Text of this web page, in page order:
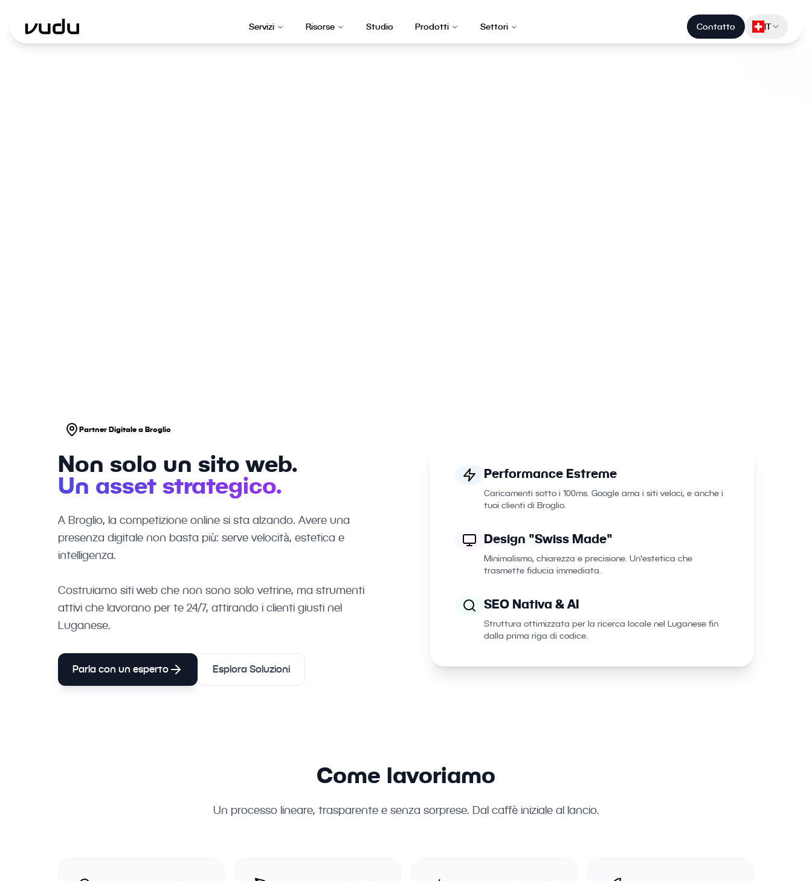
Servizi Risorse Studio Prodotti Settori Contatto IT
Partner Digitale a Broglio
Non solo un sito web.
Un asset strategico.
A Broglio, la competizione online si sta alzando. Avere una
presenza digitale non basta più: serve velocità, estetica e
intelligenza.
Costruiamo siti web che non sono solo vetrine, ma strumenti
attivi che lavorano per te 24/7, attirando i clienti giusti nel
Luganese.
Parla con un esperto Esplora Soluzioni
Performance Estreme
Caricamenti sotto i 100ms. Google ama i siti veloci, e anche i
tuoi clienti di Broglio.
Design "Swiss Made"
Minimalismo, chiarezza e precisione. Un'estetica che
trasmette fiducia immediata.
SEO Nativa & AI
Struttura ottimizzata per la ricerca locale nel Luganese fin
dalla prima riga di codice.
Come lavoriamo
Un processo lineare, trasparente e senza sorprese. Dal caffè iniziale al lancio.